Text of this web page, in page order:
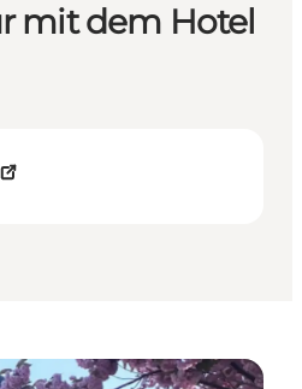
mit dem Hotel